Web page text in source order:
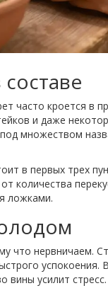
часто кроется в
и даже
множеством
в первых трех
количества
ложками.
что нервничаем.
вины усилит стресс.